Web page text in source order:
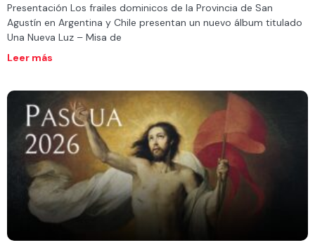
Presentación Los frailes dominicos de la Provincia de San
Agustín en Argentina y Chile presentan un nuevo álbum titulado
Una Nueva Luz – Misa de
Leer más